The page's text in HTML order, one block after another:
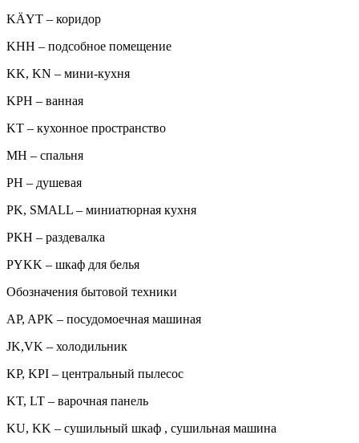
KÄYT – коридор
KHH – подсобное помещение
KK, KN – мини-кухня
KPH – ванная
KT – кухонное пространство
MH – спальня
PH – душевая
PK, SMALL – миниатюрная кухня
PKH – раздевалка
PYKK – шкаф для белья
Обозначения бытовой техники
AP, APK – посудомоечная машиная
JK,VK – холодильник
KP, KPI – центральный пылесос
KT, LT – варочная панель
KU, KK – сушильный шкаф , сушильная машина